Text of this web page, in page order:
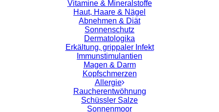
Vitamine & Mineralstoffe
Haut, Haare & Nägel
Abnehmen & Diät
Sonnenschutz
Dermatologika
Erkältung, grippaler Infekt
Immunstimulantien
Magen & Darm
Kopfschmerzen
Allergie
Raucherentwöhnung
Schüssler Salze
Sonnenmoor